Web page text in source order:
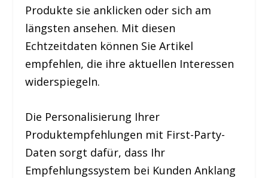
Produkte sie anklicken oder sich am
längsten ansehen. Mit diesen
Echtzeitdaten können Sie Artikel
empfehlen, die ihre aktuellen Interessen
widerspiegeln.
Die Personalisierung Ihrer
Produktempfehlungen mit First-Party-
Daten sorgt dafür, dass Ihr
Empfehlungssystem bei Kunden Anklang